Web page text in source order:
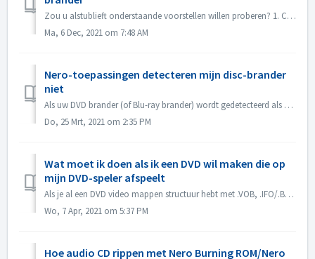
Zou u alstublieft onderstaande voorstellen willen proberen? 1. Controleer of er een nieuwe driver is voor uw brander en firmware. Gelieve te updaten als...
Ma, 6 Dec, 2021 om 7:48 AM
Nero-toepassingen detecteren mijn disc-brander
niet
Als uw DVD brander (of Blu-ray brander) wordt gedetecteerd als CD brander, raadpleeg dan dit artikel: https://nerosupport.freshdesk.com/en/support/solution...
Do, 25 Mrt, 2021 om 2:35 PM
Wat moet ik doen als ik een DVD wil maken die op
mijn DVD-speler afspeelt
Als je al een DVD video mappen structuur hebt met .VOB, .IFO/.BUP bestanden, dan kun je Nero BurningROM gebruiken om DVD te branden. 1. Nieuw een compilati...
Wo, 7 Apr, 2021 om 5:37 PM
Hoe audio CD rippen met Nero Burning ROM/Nero